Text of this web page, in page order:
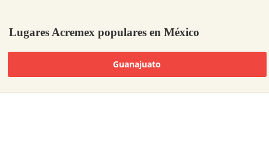
Lugares Acremex populares en México
Guanajuato